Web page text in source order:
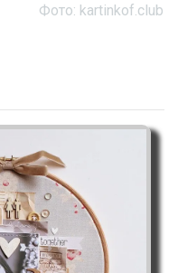
Фото: kartinkof.club